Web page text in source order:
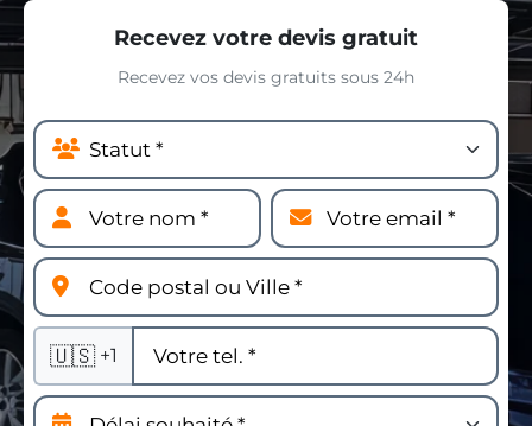
Recevez votre devis gratuit
Recevez vos devis gratuits sous 24h
🇺🇸 +1